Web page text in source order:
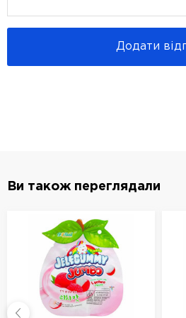
Додати
Ви також переглядали